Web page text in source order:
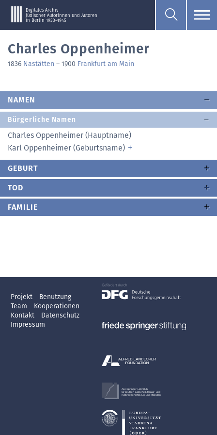
Digitales Archiv
jüdischer Autorinnen und Autoren
in Berlin 1933–1945
Charles Oppenheimer
1836 Nastätten – 1900 Frankfurt am Main
NAMEN
Bürgerliche Namen
Charles Oppenheimer (Hauptname)
Karl Oppenheimer (Geburtsname)
GEBURT
TOD
FAMILIE
Projekt
Benutzung
Team
Kooperationen
Kontakt
Datenschutz
Impressum
Axel Springer-Lehrstuhl
für deutsch-jüdische Literatur- und
Kulturgeschichte, Exil und Migration